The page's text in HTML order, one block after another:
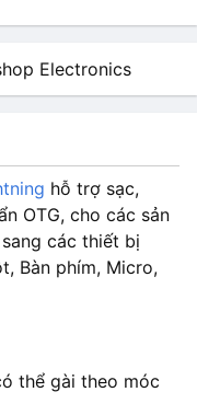
hỗ trợ sạc,
OTG, cho các sản
các thiết bị
Bàn phím, Micro,
thể gài theo móc